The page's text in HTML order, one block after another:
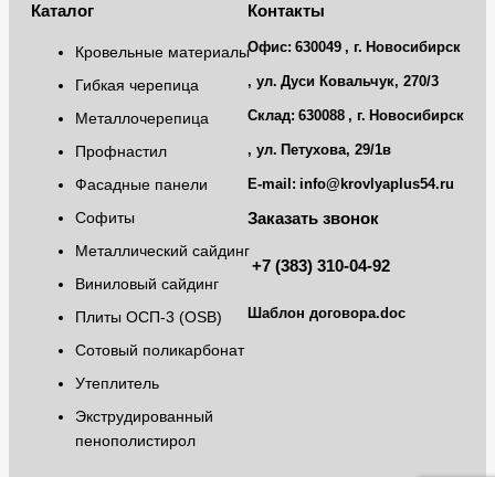
Каталог
Кровельные материалы
Гибкая черепица
Металлочерепица
Профнастил
Фасадные панели
Софиты
Металлический сайдинг
Виниловый сайдинг
Плиты ОСП-3 (OSB)
Сотовый поликарбонат
Утеплитель
Экструдированный
пенополистирол
Контакты
Офис: 630049 , г. Новосибирск
, ул. Дуси Ковальчук, 270/3
Склад: 630088 , г. Новосибирск
, ул. Петухова, 29/1в
E-mail: info@krovlyaplus54.ru
Заказать звонок
+7 (383) 310-04-92
Шаблон договора.doc